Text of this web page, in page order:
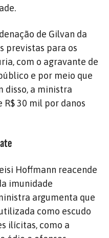
de Gilvan da
previstas para os
com o agravante de
e por meio que
disso, a ministra
30 mil por danos
Hoffmann reacende
imunidade
argumenta que
como escudo
ilícitas, como a